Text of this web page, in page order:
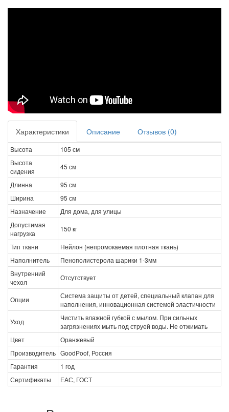
Характеристики Описание Отзывов (0)
Высота
105 см
Высота
сидения
45 см
Длинна
95 см
Ширина
95 см
Назначение
Для дома, для улицы
Допустимая
нагрузка
150 кг
Тип ткани
Нейлон (непромокаемая плотная ткань)
Наполнитель
Пенополистерола шарики 1-3мм
Внутренний
чехол
Отсутствует
Опции
Система защиты от детей, специальный клапан для
наполнения, инновационная системой эластичности
Уход
Чистить влажной губкой с мылом. При сильных
загрязнениях мыть под струей воды. Не отжимать
Цвет
Оранжевый
Производитель GoodPoof, Россия
Гарантия
1 год
Сертификаты
ЕАС, ГОСТ